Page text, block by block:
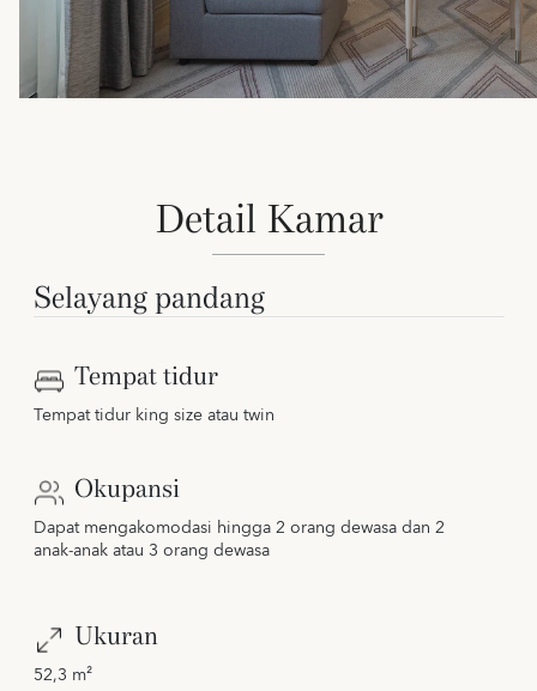
Detail Kamar
Selayang pandang
Tempat tidur
Tempat tidur king size atau twin
Okupansi
Dapat mengakomodasi hingga 2 orang dewasa dan 2
anak-anak atau 3 orang dewasa
Ukuran
52,3 m²